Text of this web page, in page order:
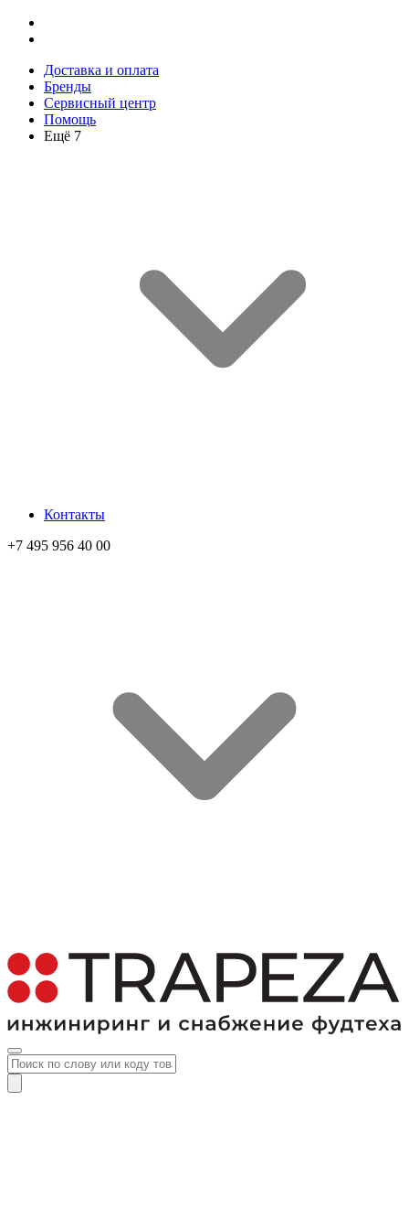
Доставка и оплата
Бренды
Сервисный центр
Помощь
Ещё 7
Контакты
+7 495 956 40 00